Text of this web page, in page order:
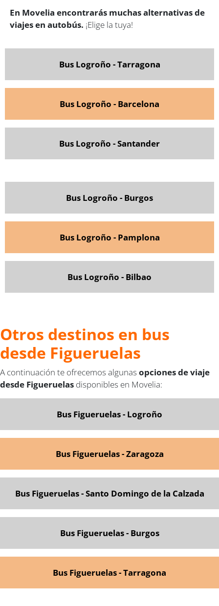
En Movelia encontrarás muchas alternativas de
viajes en autobús. ¡Elige la tuya!
Bus Logroño - Tarragona
Bus Logroño - Barcelona
Bus Logroño - Santander
Bus Logroño - Burgos
Bus Logroño - Pamplona
Bus Logroño - Bilbao
Otros destinos en bus
desde Figueruelas
A continuación te ofrecemos algunas opciones de viaje
desde Figueruelas disponibles en Movelia:
Bus Figueruelas - Logroño
Bus Figueruelas - Zaragoza
Bus Figueruelas - Santo Domingo de la Calzada
Bus Figueruelas - Burgos
Bus Figueruelas - Tarragona